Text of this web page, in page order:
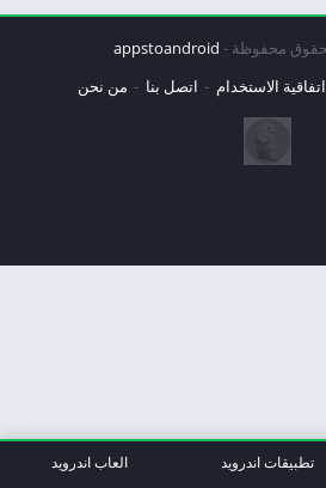
appstoandroid
اتفاقية الاستخدام اتصل بنا من نحن
تطبيقات اندرويد العاب اندرويد